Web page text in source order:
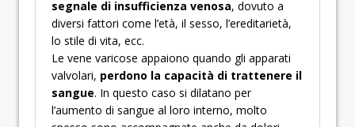
segnale di insufficienza venosa, dovuto a
diversi fattori come l’età, il sesso, l’ereditarietà,
lo stile di vita, ecc.
Le vene varicose appaiono quando gli apparati
valvolari, perdono la capacità di trattenere il
sangue. In questo caso si dilatano per
l’aumento di sangue al loro interno, molto